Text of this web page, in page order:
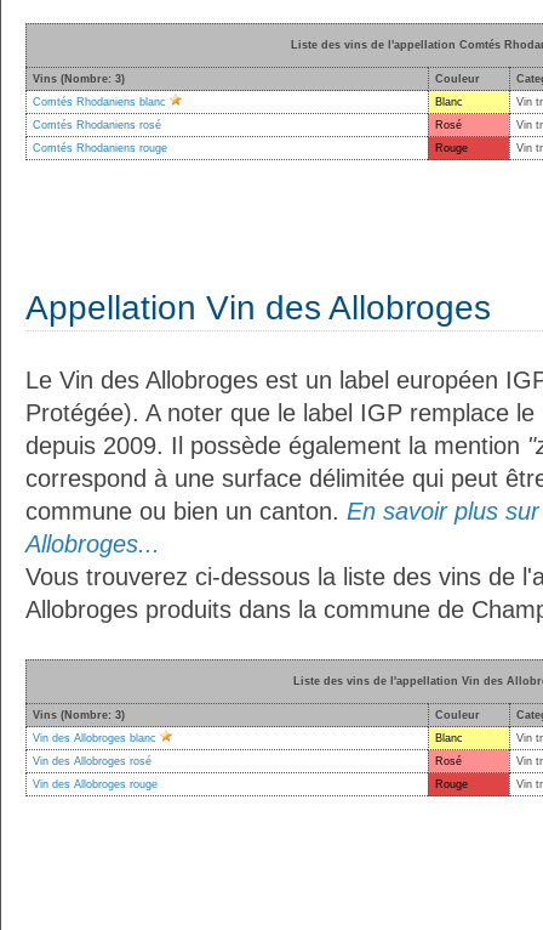
Liste des vins de l'appellation Comtés
Vins (Nombre: 3) Couleur
Comtés Rhodaniens blanc
Blanc
Vin
Comtés Rhodaniens rosé
Rosé
Vin
Comtés Rhodaniens rouge
Rouge Vin
Appellation Vin des Allobroges
Le Vin des Allobroges est un label européen
Protégée). A noter que le label IGP remplace
depuis 2009. Il possède également la mention
correspond à une surface délimitée qui peut
commune ou bien un canton. En savoir plus
Allobroges...
Vous trouverez ci-dessous la liste des vins de
Allobroges produits dans la commune de
Liste des vins de l'appellation Vin des
Vins (Nombre: 3) Couleur
Vin des Allobroges blanc
Blanc
Vin
Vin des Allobroges rosé
Rosé
Vin
Vin des Allobroges rouge
Rouge Vin